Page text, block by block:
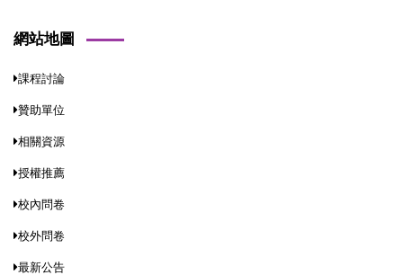
網站地圖
課程討論
贊助單位
相關資源
授權推薦
校內問卷
校外問卷
最新公告